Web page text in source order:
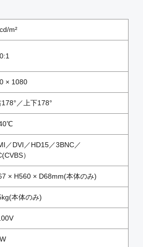
m²
× 1080
／上下178°
／DVI／HD15／3BNC／
）
× H560 × D68mm(本体のみ)
本体のみ)